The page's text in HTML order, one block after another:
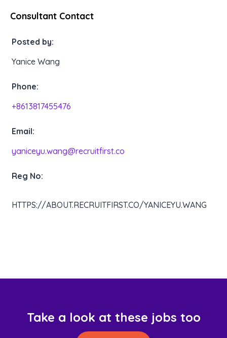
Consultant Contact
Posted by:
Yanice Wang
Phone:
+8613817455476
Email:
yaniceyu.wang@recruitfirst.co
Reg No:
HTTPS://ABOUT.RECRUITFIRST.CO/YANICEYU.WANG
Take a look at these jobs too